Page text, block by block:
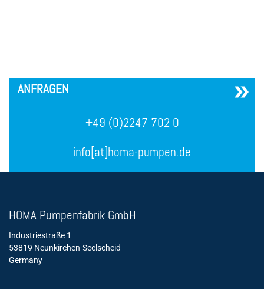
ANFRAGEN
+49 (0)2247 702 0
info[at]homa-pumpen.de
HOMA Pumpenfabrik GmbH
Industriestraße 1
53819 Neunkirchen-Seelscheid
Germany